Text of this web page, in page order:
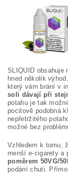
SLIQUID obsahuje
hned několik
který vám brání v
soli dávají při
potahu je tak
pocitově podobná
nepřetržitého
možné bez
Vzhledem k tomu,
menší e-cigarety a
poměrem 50VG/
podání chuti.